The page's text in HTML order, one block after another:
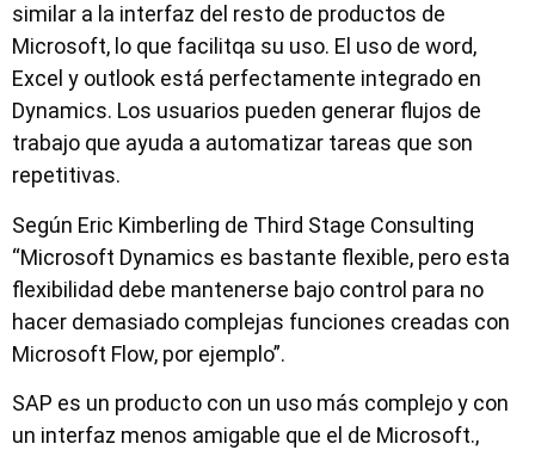
similar a la interfaz del resto de productos de
Microsoft, lo que facilitqa su uso. El uso de word,
Excel y outlook está perfectamente integrado en
Dynamics. Los usuarios pueden generar flujos de
trabajo que ayuda a automatizar tareas que son
repetitivas.
Según Eric Kimberling de Third Stage Consulting
“Microsoft Dynamics es bastante flexible, pero esta
flexibilidad debe mantenerse bajo control para no
hacer demasiado complejas funciones creadas con
Microsoft Flow, por ejemplo”.
SAP es un producto con un uso más complejo y con
un interfaz menos amigable que el de Microsoft.,